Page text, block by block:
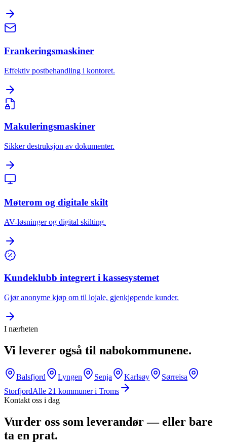
Frankeringsmaskiner
Effektiv postbehandling i kontoret.
Makuleringsmaskiner
Sikker destruksjon av dokumenter.
Møterom og digitale skilt
AV-løsninger og digital skilting.
Kundeklubb integrert i kassesystemet
Gjør anonyme kjøp om til lojale, gjenkjøpende kunder.
I nærheten
Vi leverer også til nabokommunene.
Balsfjord Lyngen Senja Karlsøy
Sørreisa
StorfjordAlle 21 kommuner i Troms
Kontakt oss i dag
Vurder oss som leverandør — eller bare
ta en prat.